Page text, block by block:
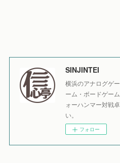
SINJINTEI
横浜のアナログゲ
ーム・ボードゲー
ォーハンマー対戦
い。
フォロー